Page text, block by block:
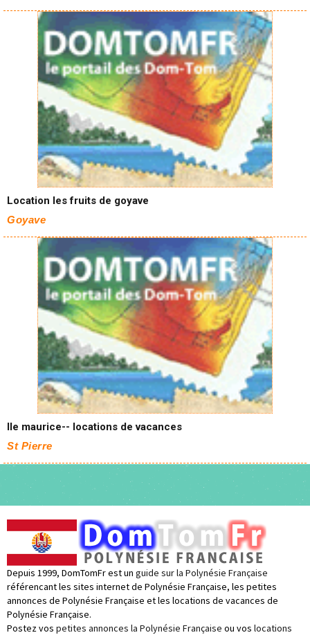
Location les fruits de goyave
Goyave
Ile maurice-- locations de vacances
St Pierre
Depuis 1999, DomTomFr est un guide sur la Polynésie Française
référencant les sites internet de Polynésie Française, les petites
annonces de Polynésie Française et les locations de vacances de
Polynésie Française.
Postez vos petites annonces la Polynésie Française ou vos locations